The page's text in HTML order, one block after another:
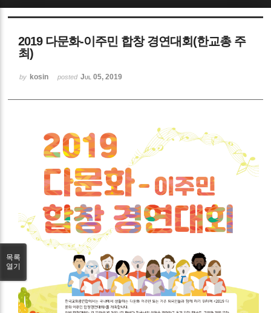
2019 다문화-이주민 합창 경연대회(한교총 주
최)
by kosin posted Jul 05, 2019
목록
열기
Sketchbook5, 스케치북5
Sketchbook5, 스케치북5